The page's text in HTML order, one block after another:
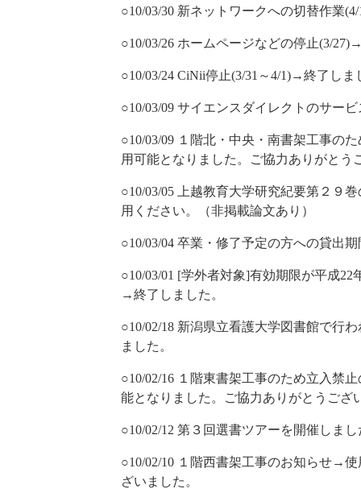
○10/03/30 新ネットワークへの切替作業
○10/03/26 ホームページなどの停止(3/
○10/03/24 CiNii停止(3/31～4/1)→終了しま
○10/03/09 サイエンスダイレクトのサー
○10/03/09 １階北・中央・南書架工事の
用可能となりました。ご協力ありがとう
○10/03/05 上越教育大学研究紀要第２９
用ください。（非掲載論文あり）
○10/03/04 卒業・修了予定の方への貸出
○10/03/01 [学外者対象]有効期限が平成
→終了しました。
○10/02/18 新潟県立看護大学図書館で行
ました。
○10/02/16 １階東書架工事のため立入禁
能となりました。ご協力ありがとうござ
○10/02/12 第３回選書ツアーを開催しまし
○10/02/10 １階西書架工事のお知らせ→
ざいました。